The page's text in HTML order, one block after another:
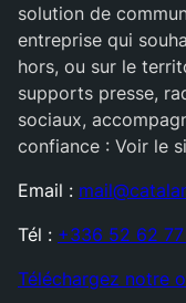
solution de
entreprise qui
hors, ou sur le
supports presse,
sociaux,
confiance : Voir le
Email :
Tél : +336 52 62
Téléchargez notre